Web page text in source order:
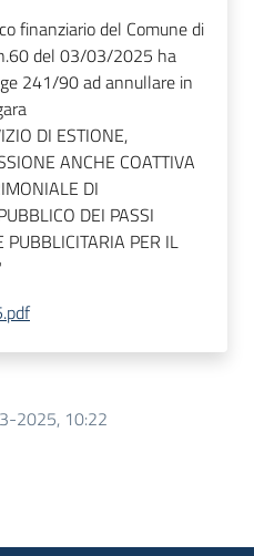
finanziario del Comune di
del 03/03/2025 ha
241/90 ad annullare in
DI ESTIONE,
ANCHE COATTIVA
DI
DEI PASSI
PUBBLICITARIA PER IL
2025, 10:22